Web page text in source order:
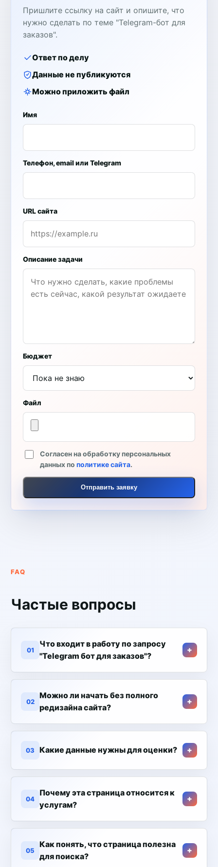
Пришлите ссылку на сайт и опишите, что
нужно сделать по теме "Telegram-бот для
заказов".
Ответ по делу
Данные не публикуются
Можно приложить файл
Имя
Телефон, email или Telegram
URL сайта
Описание задачи
Бюджет
Файл
Согласен на обработку персональных
данных пополитике сайта.
Отправить заявку
FAQ
Частые вопросы
01
Что входит в работу по запросу
"Telegram бот для заказов"?
02
Можно ли начать без полного
редизайна сайта?
03 Какие данные нужны для оценки?
04
Почему эта страница относится к
услугам?
05
Как понять, что страница полезна
для поиска?